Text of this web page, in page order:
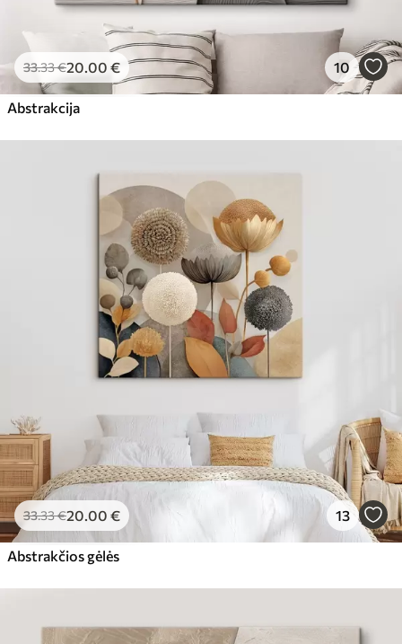
33.33€20.00 € 10
Abstrakcija
33.33€20.00 € 13
Abstrakčios gėlės